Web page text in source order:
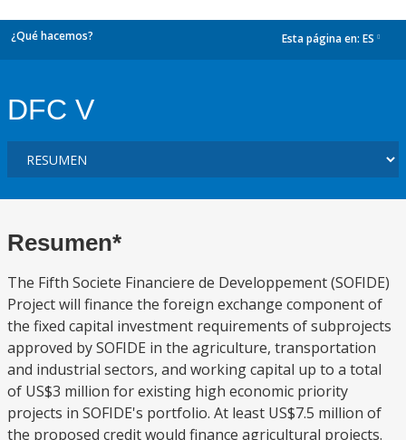
¿Qué hacemos? Esta página en: ES
DFC V
Resumen*
The Fifth Societe Financiere de Developpement (SOFIDE)
Project will finance the foreign exchange component of
the fixed capital investment requirements of subprojects
approved by SOFIDE in the agriculture, transportation
and industrial sectors, and working capital up to a total
of US$3 million for existing high economic priority
projects in SOFIDE's portfolio. At least US$7.5 million of
the proposed credit would finance agricultural projects.